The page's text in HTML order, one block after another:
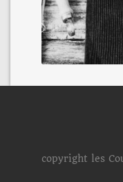
copyright les